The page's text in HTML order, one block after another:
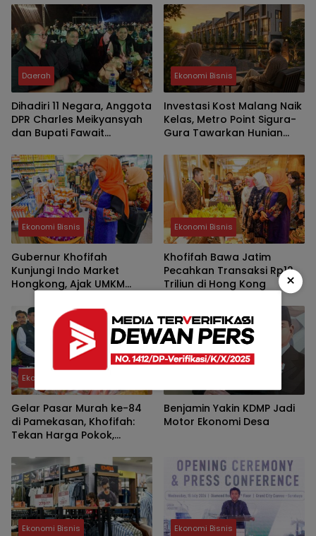
Daerah
Dihadiri 11 Negara, Anggota
DPR Charles Meikyansyah
dan Bupati Fawait
Internasional JKCI
Ekonomi Bisnis
Investasi Kost Malang Naik
Kelas, Metro Point Sigura-
Gura Tawarkan Hunian
Panjang
Ekonomi Bisnis
Gubernur Khofifah
Kunjungi Indo Market
Hongkong, Ajak UMKM
Dunia
Ekonomi Bisnis
Khofifah Bawa Jatim
Pecahkan Transaksi Rp12
Triliun di Hong Kong
Ekonomi Bisnis
Gelar Pasar Murah ke-84
di Pamekasan, Khofifah:
Tekan Harga Pokok,
UMKM
Benjamin Yakin KDMP Jadi
Motor Ekonomi Desa
Ekonomi Bisnis Ekonomi Bisnis
×